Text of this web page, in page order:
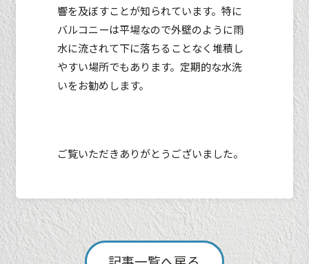
響を及ぼすことが知られています。特に
バルコニーは平場なので外壁のように雨
水に流されて下に落ちることなく堆積し
やすい場所でもあります。定期的な水洗
いをお勧めします。
ご覧いただきありがとうございました。